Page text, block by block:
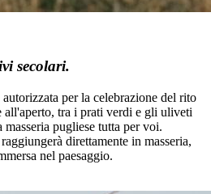
secolari.
per la celebrazione del rito
all'aperto, tra i prati verdi e gli uliveti
pugliese tutta per voi.
direttamente in masseria,
nel paesaggio.